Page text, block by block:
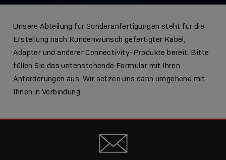
Unsere Abteilung für Sonderanfertigungen steht für die
Erstellung nach Kundenwunsch gefertigter Kabel,
Adapter und anderer Connectivity-Produkte bereit. Bitte
füllen Sie das untenstehende Formular mit Ihren
Anforderungen aus. Wir setzen uns dann umgehend mit
Ihnen in Verbindung.